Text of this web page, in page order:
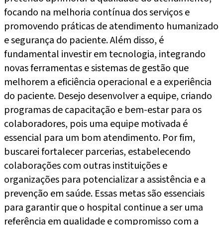
focando na melhoria contínua dos serviços e
promovendo práticas de atendimento humanizado
e segurança do paciente. Além disso, é
fundamental investir em tecnologia, integrando
novas ferramentas e sistemas de gestão que
melhorem a eficiência operacional e a experiência
do paciente. Desejo desenvolver a equipe, criando
programas de capacitação e bem-estar para os
colaboradores, pois uma equipe motivada é
essencial para um bom atendimento. Por fim,
buscarei fortalecer parcerias, estabelecendo
colaborações com outras instituições e
organizações para potencializar a assistência e a
prevenção em saúde. Essas metas são essenciais
para garantir que o hospital continue a ser uma
referência em qualidade e compromisso com a